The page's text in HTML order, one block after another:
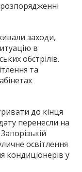
заходи,
в
обстрілів.
та
до кінця
перенесли на
освітлення
кондиціонерів у